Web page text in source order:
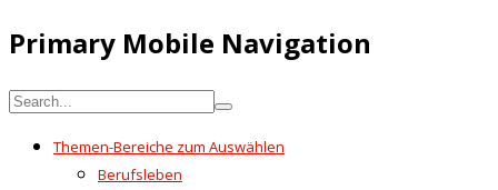
Primary Mobile Navigation
Themen-Bereiche zum Auswählen
Berufsleben